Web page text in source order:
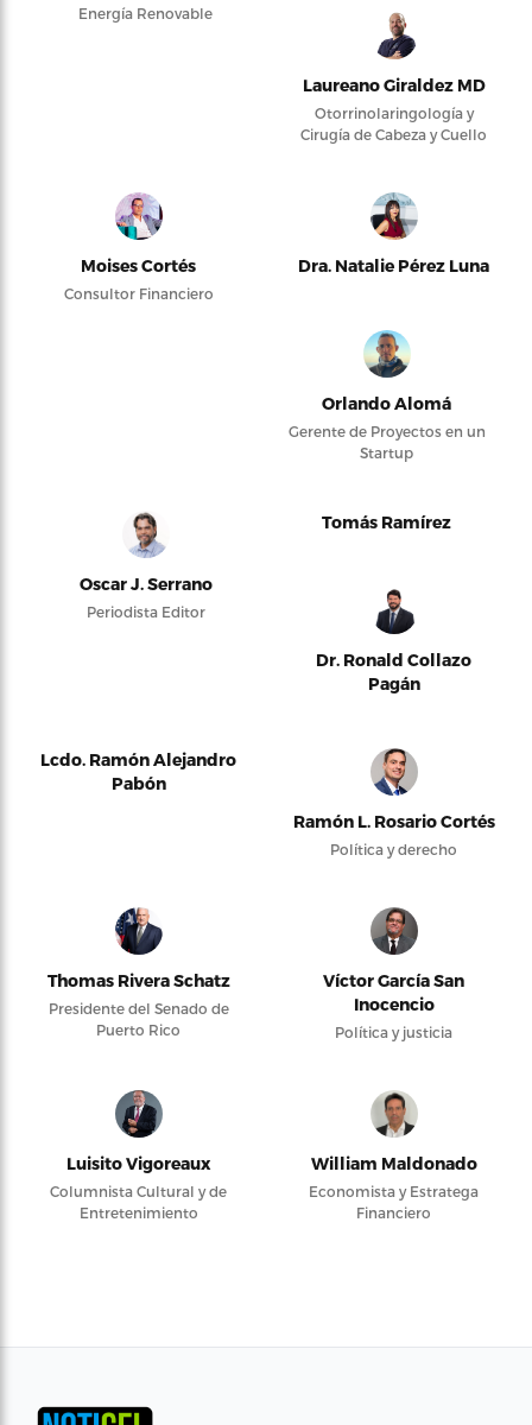
Energía Renovable
Laureano Giraldez MD
Otorrinolaringología y
Cirugía de Cabeza y Cuello
Moises Cortés
Consultor Financiero
Dra. Natalie Pérez Luna
Orlando Alomá
Gerente de Proyectos en un
Startup
Oscar J. Serrano
Periodista Editor
Tomás Ramírez
Dr. Ronald Collazo
Pagán
Lcdo. Ramón Alejandro
Pabón
Ramón L. Rosario Cortés
Política y derecho
Thomas Rivera Schatz
Presidente del Senado de
Puerto Rico
Víctor García San
Inocencio
Política y justicia
Luisito Vigoreaux
Columnista Cultural y de
Entretenimiento
William Maldonado
Economista y Estratega
Financiero